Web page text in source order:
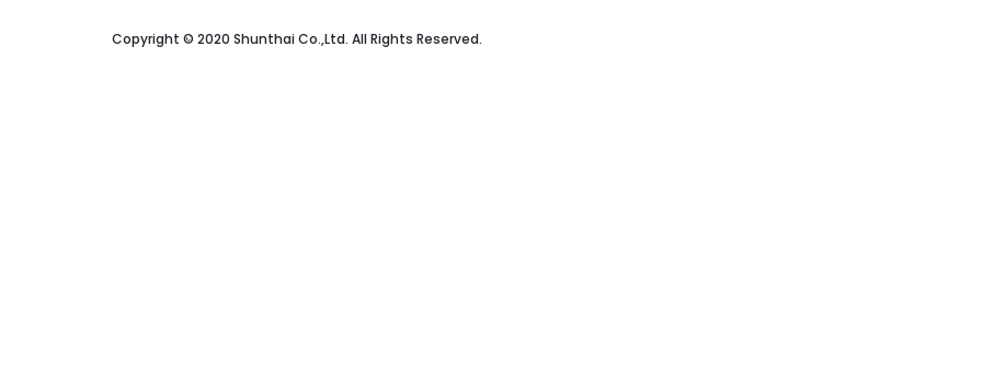
Copyright © 2020 Shunthai Co.,Ltd. All Rights Reserved.